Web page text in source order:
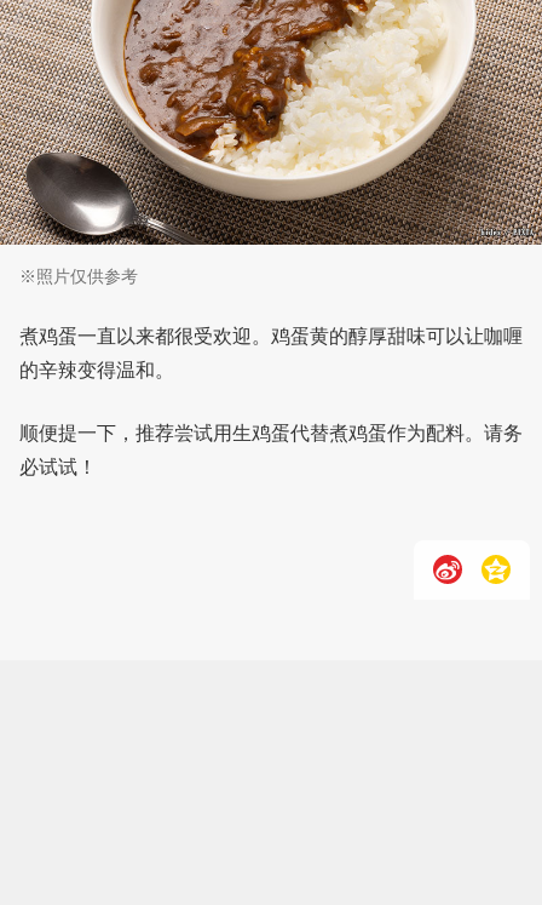
※照片仅供参考
煮鸡蛋一直以来都很受欢迎。鸡蛋黄的醇厚甜味可以让咖喱
的辛辣变得温和。
顺便提一下，推荐尝试用生鸡蛋代替煮鸡蛋作为配料。请务
必试试！